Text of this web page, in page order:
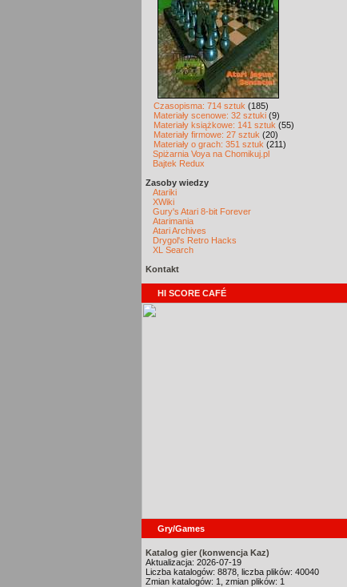
Czasopisma: 714 sztuk (185)
Materiały scenowe: 32 sztuki (9)
Materiały książkowe: 141 sztuk (55)
Materiały firmowe: 27 sztuk (20)
Materiały o grach: 351 sztuk (211)
Spiżarnia Voya na Chomikuj.pl
Bajtek Redux
Zasoby wiedzy
Atariki
XWiki
Gury's Atari 8-bit Forever
Atarimania
Atari Archives
Drygol's Retro Hacks
XL Search
Kontakt
HI SCORE CAFÉ
Gry/Games
Katalog gier (konwencja Kaz)
Aktualizacja: 2026-07-19
Liczba katalogów: 8878, liczba plików: 40040
Zmian katalogów: 1, zmian plików: 1